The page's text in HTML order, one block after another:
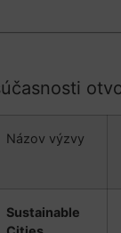
Názov výzvy
Sustainable